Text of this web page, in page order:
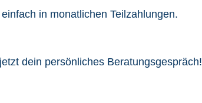
in monatlichen Teilzahlungen.
dein persönliches Beratungsgespräch!